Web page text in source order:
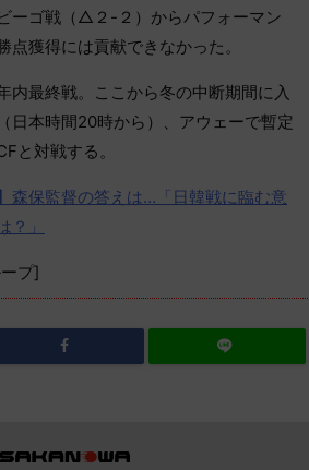
ーゴ戦（△２-２）からパフォーマン
点獲得には貢献できなかった。
最終戦。ここから冬の中断期間に入
日本時間20時から）、アウェーで暫定
と対戦する。
森保監督の答えは…「日韓戦に臨む意
」
プ]